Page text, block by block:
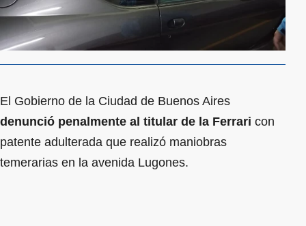
El Gobierno de la Ciudad de Buenos Aires
denunció penalmente al titular de la Ferrari con
patente adulterada que realizó maniobras
temerarias en la avenida Lugones.